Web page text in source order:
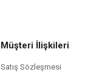
Müşteri İlişkileri
Satış Sözleşmesi